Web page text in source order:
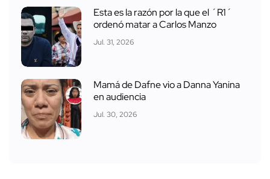
Esta es la razón por la que el ´R1´
ordenó matar a Carlos Manzo
Jul. 31, 2026
Mamá de Dafne vio a Danna Yanina
en audiencia
Jul. 30, 2026